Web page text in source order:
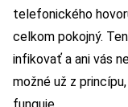
telefonického
celkom pokojný.
infikovať a ani vás
možné už z
funguje.